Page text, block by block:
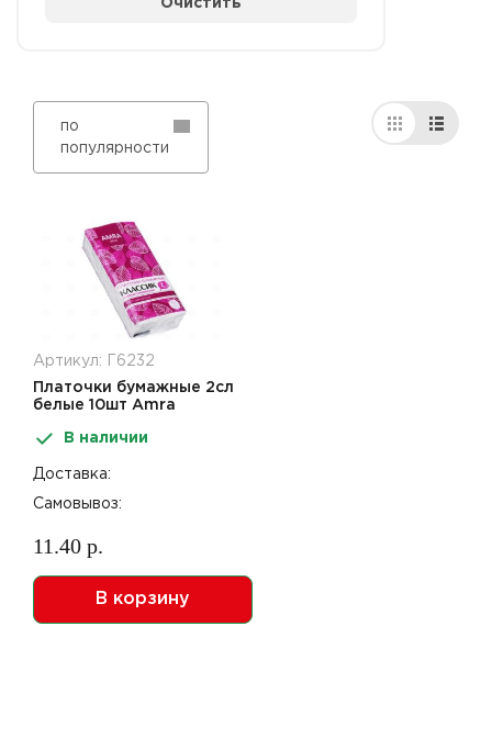
Очистить
по
популярности
Артикул: Г6232
Платочки бумажные 2сл
белые 10шт Amra
В наличии
Доставка:
Самовывоз:
11.40 р.
В корзину